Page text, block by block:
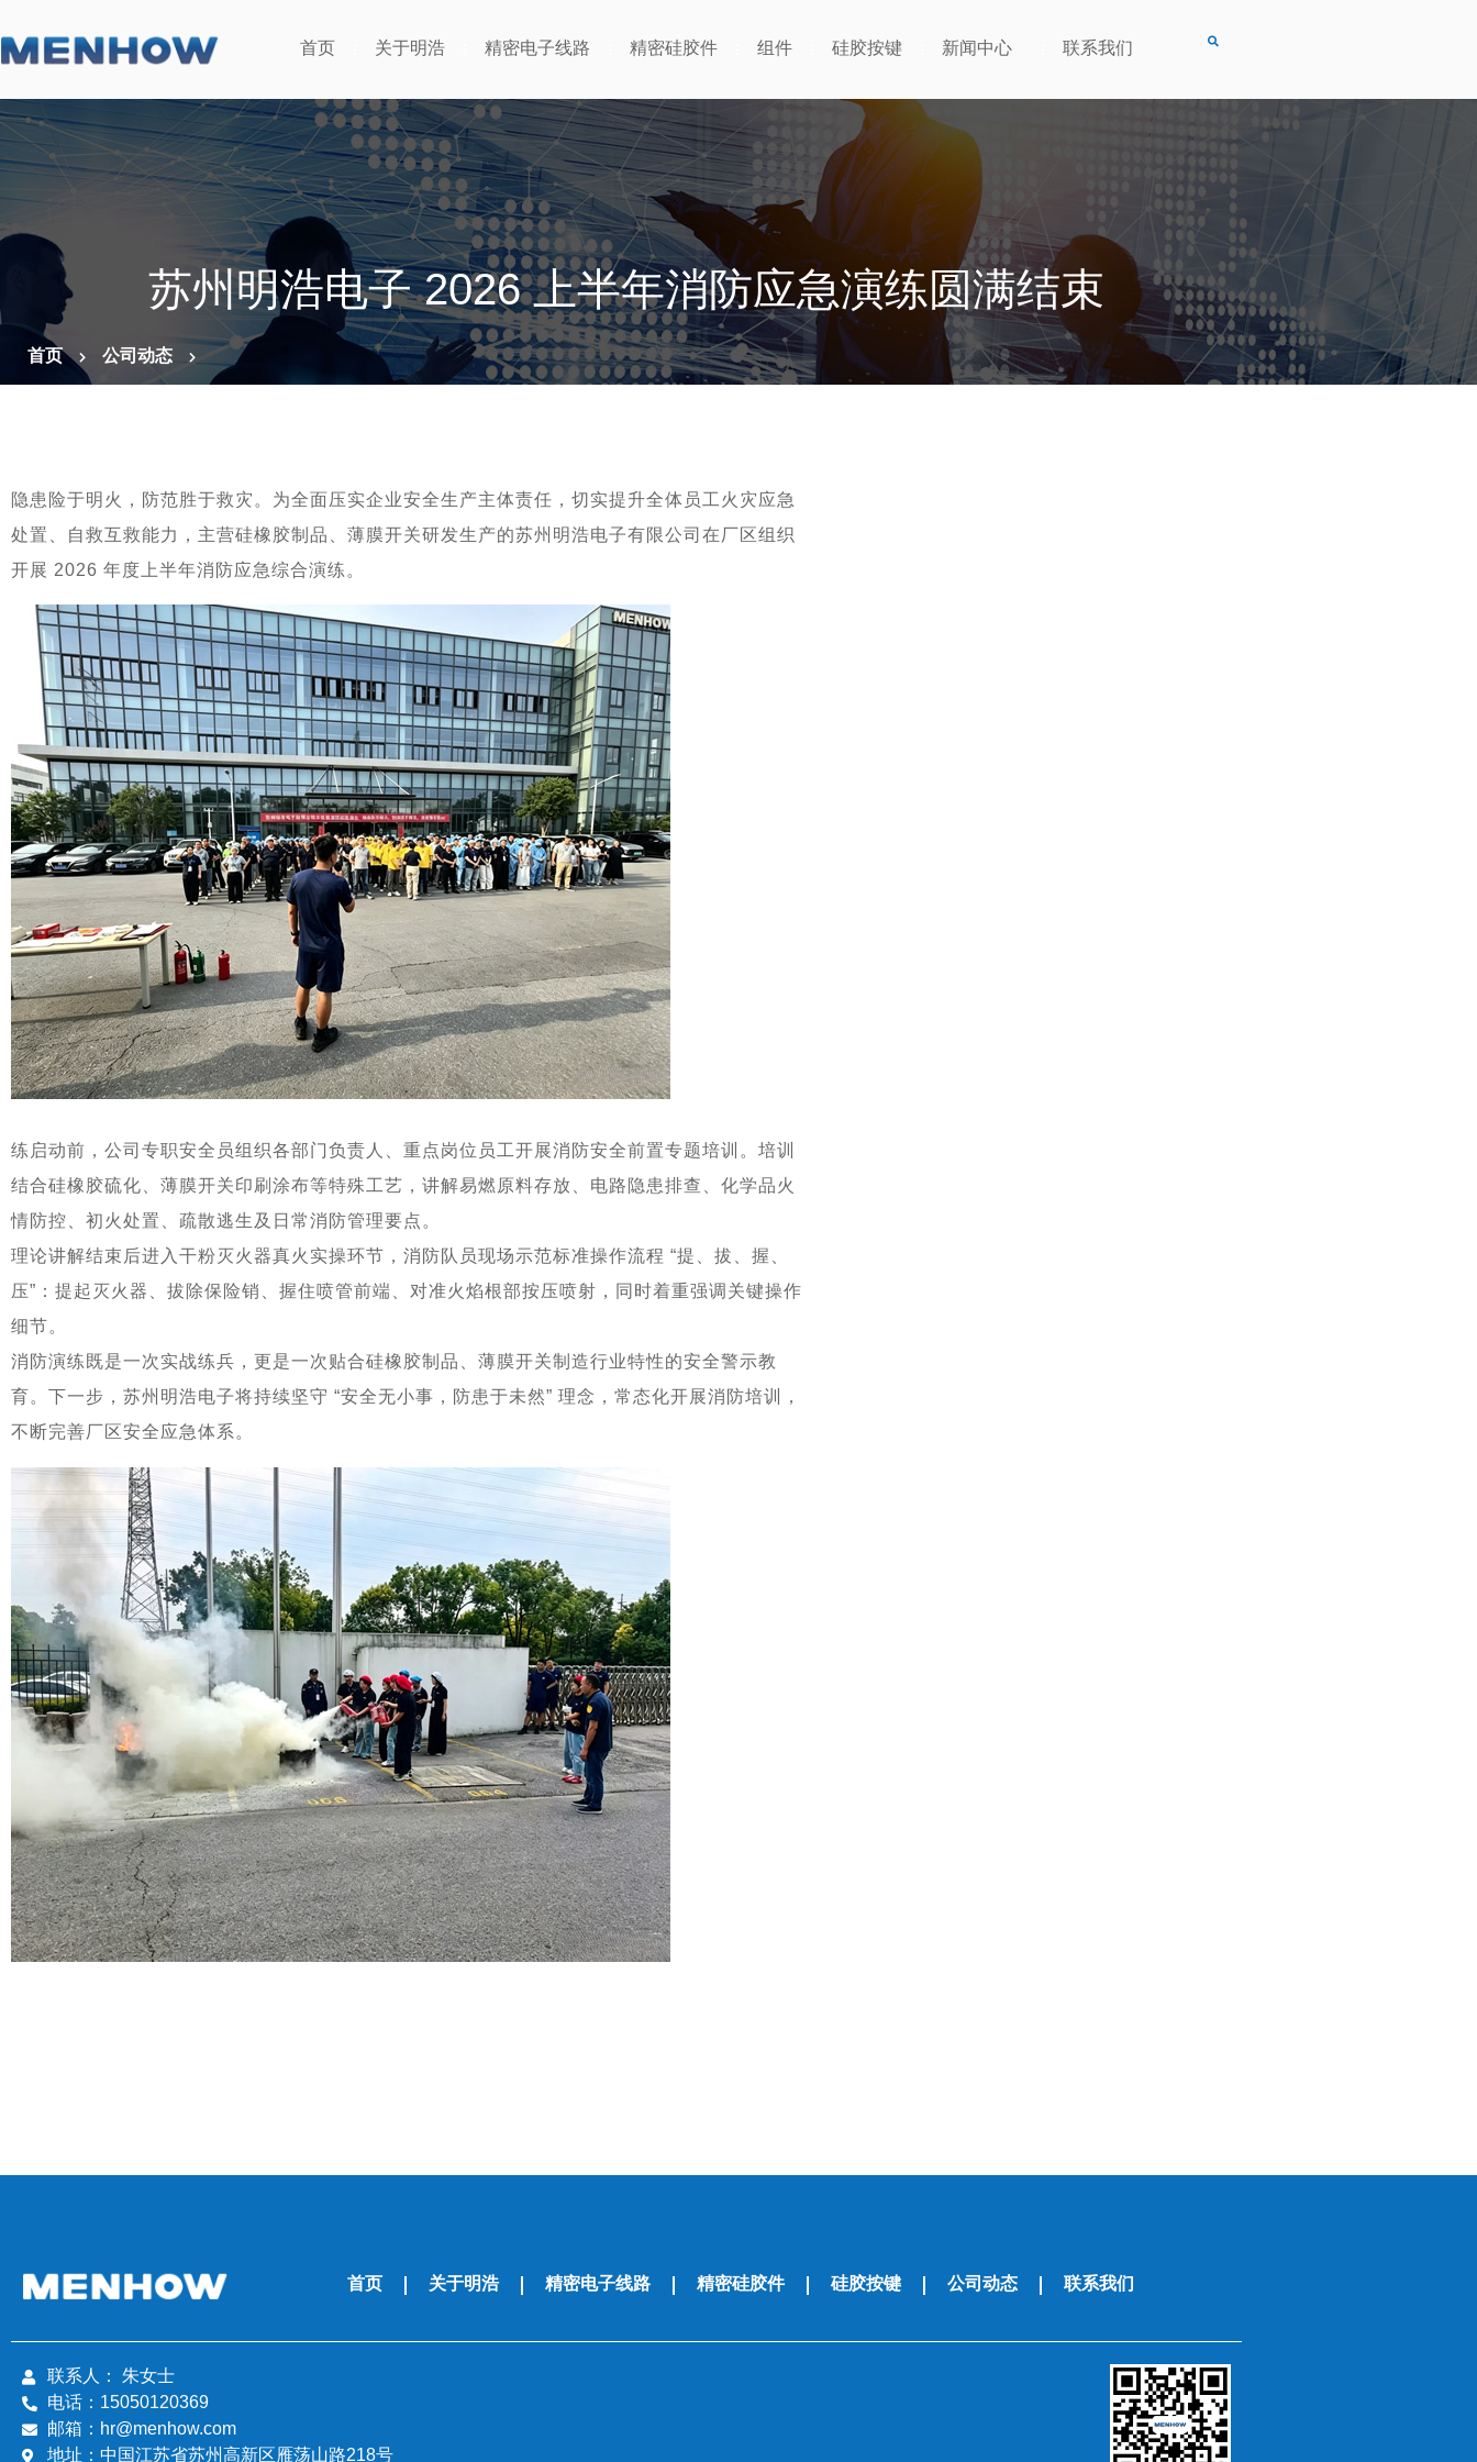
首页 关于明浩 精密电子线路 精密硅胶件 组件 硅胶按键 新闻中心 联系我们
苏州明浩电子 2026 上半年消防应急演练圆满结束
首页 公司动态
隐患险于明火，防范胜于救灾。为全面压实企业安全生产主体责任，切实提升全体员工火灾应急
处置、自救互救能力，主营硅橡胶制品、薄膜开关研发生产的苏州明浩电子有限公司在厂区组织
开展 2026 年度上半年消防应急综合演练。
练启动前，公司专职安全员组织各部门负责人、重点岗位员工开展消防安全前置专题培训。培训
结合硅橡胶硫化、薄膜开关印刷涂布等特殊工艺，讲解易燃原料存放、电路隐患排查、化学品火
情防控、初火处置、疏散逃生及日常消防管理要点。
理论讲解结束后进入干粉灭火器真火实操环节，消防队员现场示范标准操作流程 “提、拔、握、
压”：提起灭火器、拔除保险销、握住喷管前端、对准火焰根部按压喷射，同时着重强调关键操作
细节。
消防演练既是一次实战练兵，更是一次贴合硅橡胶制品、薄膜开关制造行业特性的安全警示教
育。下一步，苏州明浩电子将持续坚守 “安全无小事，防患于未然” 理念，常态化开展消防培训，
不断完善厂区安全应急体系。
首页 关于明浩 精密电子线路 精密硅胶件 硅胶按键 公司动态 联系我们
联系人： 朱女士
电话：15050120369
邮箱：hr@menhow.com
地址：中国江苏省苏州高新区雁荡山路218号